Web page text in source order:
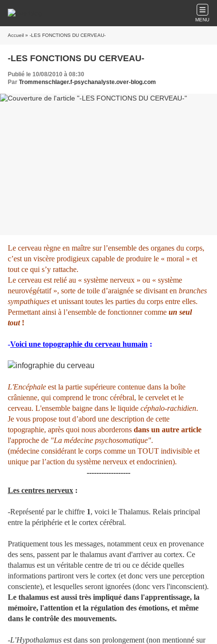
MENU
Accueil » -LES FONCTIONS DU CERVEAU-
-LES FONCTIONS DU CERVEAU-
Publié le 10/08/2010 à 08:30
Par Trommenschlager.f-psychanalyste.over-blog.com
Le cerveau règne en maître sur l’ensemble des organes du corps,
c’est un viscère prodigieux capable de produire le « moral » et
tout ce qui s’y rattache.
Le cerveau est relié au « système nerveux » ou « système
neurovégétatif », sorte de toile d’araignée se divisant en branches
sympathiques et unissant toutes les parties du corps entre elles.
Permettant ainsi à l’ensemble de fonctionner comme un seul
tout !
-Voici une topographie du cerveau humain :
L'Encéphale est la partie supérieure contenue dans la boîte
crânienne, qui comprend le tronc cérébral, le cervelet et le
cerveau. L'ensemble baigne dans le liquide céphalo-rachidien.
Je vous propose tout d’abord une description de cette
topographie, après quoi nous aborderons dans un autre article
l'approche de "La médecine psychosomatique".
(médecine considérant le corps comme un TOUT indivisible et
unique par l’action du système nerveux et endocrinien).
------------------
Les centres nerveux :
-Représenté par le chiffre 1, voici le Thalamus. Relais principal
entre la périphérie et le cortex cérébral.
Pratiquement tous les messages, notamment ceux en provenance
des sens, passent par le thalamus avant d'arriver au cortex. Ce
thalamus est un véritable centre de tri ou ce décide quelles
informations partiront vers le cortex (et donc vers une perception
consciente), et lesquelles seront ignorées (donc vers l'inconscient).
Le thalamus est aussi très impliqué dans l'apprentissage, la
mémoire, l'attention et la régulation des émotions, et même
dans le contrôle des mouvements.
-L’Hypothalamus est dans son prolongement (non mentionné sur